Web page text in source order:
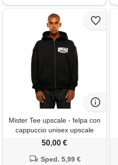
Mister Tee upscale - felpa con
cappuccio unisex upscale
studios ultra heavy oversize
stampa posteriore, nero, m
50,00 €
Sped. 5,99 €